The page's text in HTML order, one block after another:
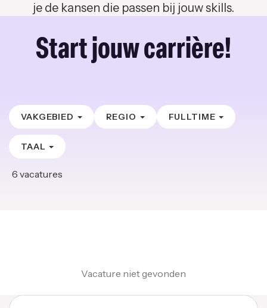
je de kansen die passen bij jouw skills.
Start jouw carrière!
VAKGEBIED REGIO FULLTIME
TAAL
6 vacatures
Vacature niet gevonden